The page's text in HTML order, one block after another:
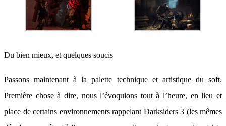
Du bien mieux, et quelques soucis
Passons maintenant à la palette technique et artistique du soft.
Première chose à dire, nous l’évoquions tout à l’heure, en lieu et
place de certains environnements rappelant Darksiders 3 (les mêmes